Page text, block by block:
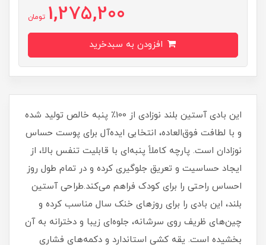
1,275,200 تومان
این بادی آستین بلند نوزادی از 100٪ پنبه خالص تولید شده
و با لطافت فوق‌العاده، انتخابی ایده‌آل برای پوست حساس
نوزادان است. پارچه کاملاً پنبه‌ای با قابلیت تنفس بالا، از
ایجاد حساسیت و تعریق جلوگیری کرده و در تمام طول روز
احساس راحتی را برای کودک فراهم می‌کند.طراحی آستین
بلند، این بادی را برای روزهای خنک سال مناسب کرده و
چین‌های ظریف روی سرشانه، جلوه‌ای زیبا و دخترانه به آن
بخشیده است. یقه کشی استاندارد و دکمه‌های فشاری